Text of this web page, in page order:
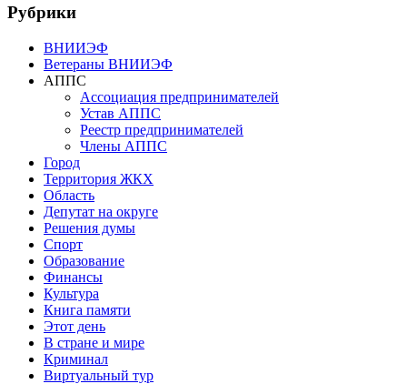
Рубрики
ВНИИЭФ
Ветераны ВНИИЭФ
АППС
Ассоциация предпринимателей
Устав АППС
Реестр предпринимателей
Члены АППС
Город
Территория ЖКХ
Область
Депутат на округе
Решения думы
Спорт
Образование
Финансы
Культура
Книга памяти
Этот день
В стране и мире
Криминал
Виртуальный тур